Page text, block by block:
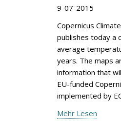
9-07-2015
Copernicus
publishes today a
average
years. The maps
information that
EU-funded
implemented by
Mehr Lesen